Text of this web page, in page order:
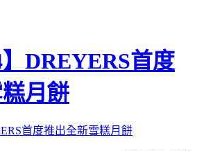
】DREYERS首度
月餅